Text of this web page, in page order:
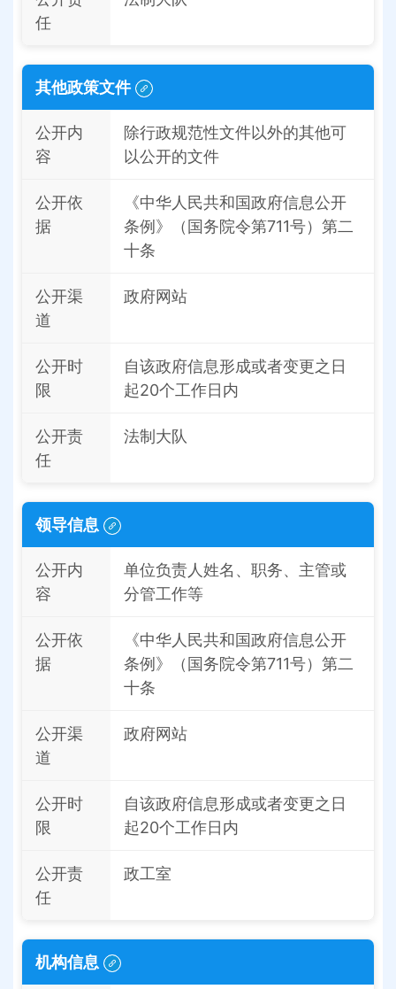
任
其他政策文件
公开内
容
除行政规范性文件以外的其他可
以公开的文件
公开依
据
《中华人民共和国政府信息公开
条例》（国务院令第711号）第二
十条
公开渠
道
政府网站
公开时
限
自该政府信息形成或者变更之日
起20个工作日内
公开责
任
法制大队
领导信息
公开内
容
单位负责人姓名、职务、主管或
分管工作等
公开依
据
《中华人民共和国政府信息公开
条例》（国务院令第711号）第二
十条
公开渠
道
政府网站
公开时
限
自该政府信息形成或者变更之日
起20个工作日内
公开责
任
政工室
机构信息